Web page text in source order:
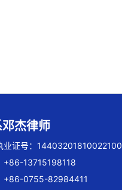
杰律师
业证号：14403201810022100
+86-13715198118
+86-0755-82984411